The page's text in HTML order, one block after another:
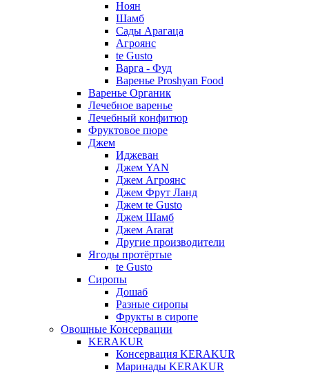
Ноян
Шамб
Сады Арагаца
Агроянс
te Gusto
Варга - Фуд
Варенье Proshyan Food
Варенье Органик
Лечебное варенье
Лечебный конфитюр
Фруктовое пюре
Джем
Иджеван
Джем YAN
Джем Агроянс
Джем Фрут Ланд
Джем te Gusto
Джем Шамб
Джем Ararat
Другие производители
Ягоды протёртые
te Gusto
Сиропы
Дошаб
Разные сиропы
Фрукты в сиропе
Овощные Консервации
KERAKUR
Консервация KERAKUR
Маринады KERAKUR